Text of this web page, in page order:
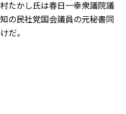
たかし氏は春日一幸衆議院議
の民社党国会議員の元秘書同
だ。